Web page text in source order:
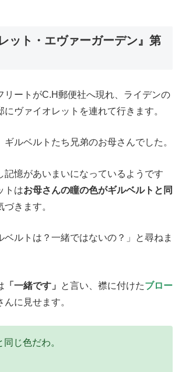
ット・エヴァーガーデン』第
リートがC.H郵便社へ現れ、ライデンの
にヴァイオレットを連れて行きます。
ギルベルトたち兄弟のお母さんでした。
記憶があいまいになっているようです
トはお母さんの瞳の色がギルベルトと同
きます。
ベルトは？一緒ではないの？」と尋ねま
「一緒です」 と言い、襟に付けたブロー
に見せます。
同じ色だわ。